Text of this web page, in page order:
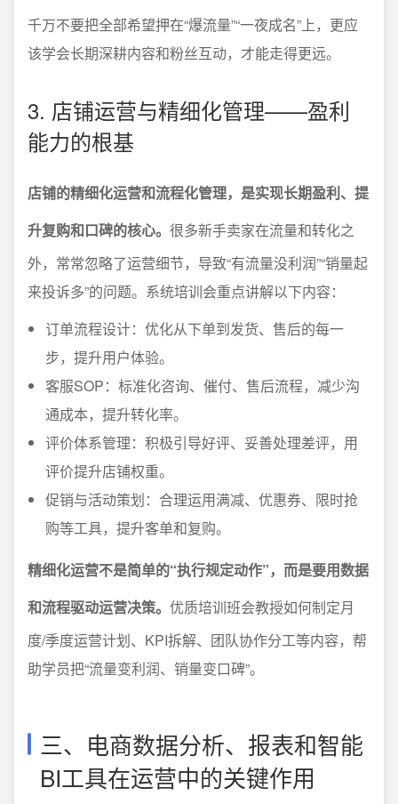
千万不要把全部希望押在“爆流量”“一夜成名”上，更应
该学会长期深耕内容和粉丝互动，才能走得更远。
3. 店铺运营与精细化管理——盈利
能力的根基
店铺的精细化运营和流程化管理，是实现长期盈利、提
升复购和口碑的核心。 很多新手卖家在流量和转化之
外，常常忽略了运营细节，导致“有流量没利润”“销量起
来投诉多”的问题。系统培训会重点讲解以下内容：
订单流程设计：优化从下单到发货、售后的每一
步，提升用户体验。
客服SOP：标准化咨询、催付、售后流程，减少沟
通成本，提升转化率。
评价体系管理：积极引导好评、妥善处理差评，用
评价提升店铺权重。
促销与活动策划：合理运用满减、优惠券、限时抢
购等工具，提升客单和复购。
精细化运营不是简单的“执行规定动作”，而是要用数据
和流程驱动运营决策。 优质培训班会教授如何制定月
度/季度运营计划、KPI拆解、团队协作分工等内容，帮
助学员把“流量变利润、销量变口碑”。
三、电商数据分析、报表和智能
BI工具在运营中的关键作用